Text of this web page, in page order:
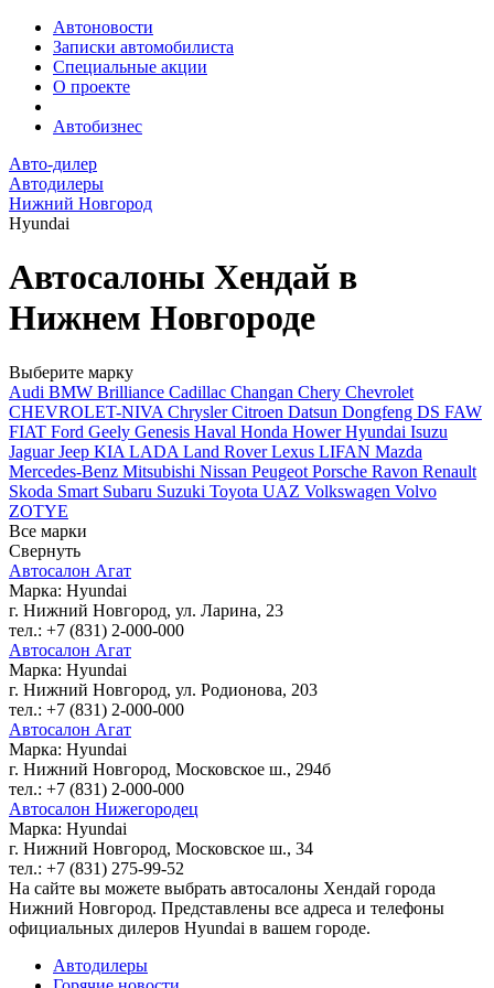
Автоновости
Записки автомобилиста
Специальные акции
О проекте
Автобизнес
Авто-дилер
Автодилеры
Нижний Новгород
Hyundai
Автосалоны Хендай в
Нижнем Новгороде
Выберите марку
Audi BMW Brilliance Cadillac Changan Chery Chevrolet
CHEVROLET-NIVA ChryslerCitroen Datsun Dongfeng DS FAW
FIAT Ford Geely Genesis Haval Honda HowerHyundai Isuzu
JaguarJeep KIA LADA Land RoverLexus LIFAN Mazda
Mercedes-Benz Mitsubishi Nissan Peugeot Porsche Ravon Renault
Skoda Smart Subaru Suzuki Toyota UAZ Volkswagen Volvo
ZOTYE
Все марки
Свернуть
Автосалон Агат
Марка: Hyundai
г. Нижний Новгород, ул. Ларина, 23
тел.: +7 (831) 2-000-000
Автосалон Агат
Марка: Hyundai
г. Нижний Новгород, ул. Родионова, 203
тел.: +7 (831) 2-000-000
Автосалон Агат
Марка: Hyundai
г. Нижний Новгород, Московское ш., 294б
тел.: +7 (831) 2-000-000
Автосалон Нижегородец
Марка: Hyundai
г. Нижний Новгород, Московское ш., 34
тел.: +7 (831) 275-99-52
На сайте вы можете выбрать автосалоны Хендай города
Нижний Новгород. Представлены все адреса и телефоны
официальных дилеров Hyundai в вашем городе.
Автодилеры